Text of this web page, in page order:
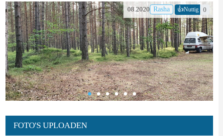
08.2020 Rasha 👍Nuttig 0
FOTO'S UPLOADEN